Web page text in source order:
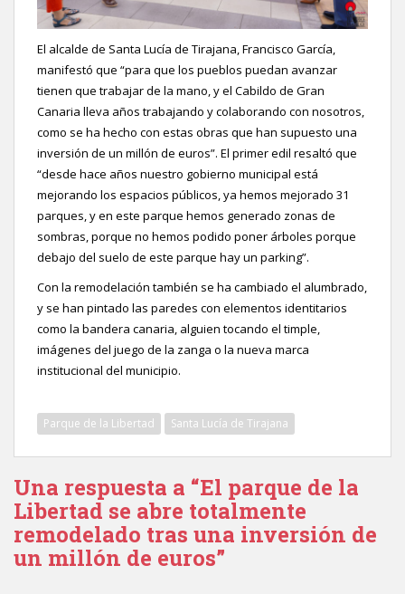
El alcalde de Santa Lucía de Tirajana, Francisco García,
manifestó que “para que los pueblos puedan avanzar
tienen que trabajar de la mano, y el Cabildo de Gran
Canaria lleva años trabajando y colaborando con nosotros,
como se ha hecho con estas obras que han supuesto una
inversión de un millón de euros”. El primer edil resaltó que
“desde hace años nuestro gobierno municipal está
mejorando los espacios públicos, ya hemos mejorado 31
parques, y en este parque hemos generado zonas de
sombras, porque no hemos podido poner árboles porque
debajo del suelo de este parque hay un parking”.
Con la remodelación también se ha cambiado el alumbrado,
y se han pintado las paredes con elementos identitarios
como la bandera canaria, alguien tocando el timple,
imágenes del juego de la zanga o la nueva marca
institucional del municipio.
Parque de la Libertad Santa Lucía de Tirajana
Una respuesta a “El parque de la
Libertad se abre totalmente
remodelado tras una inversión de
un millón de euros”